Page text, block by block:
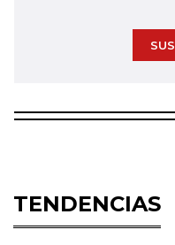
TENDENCIAS